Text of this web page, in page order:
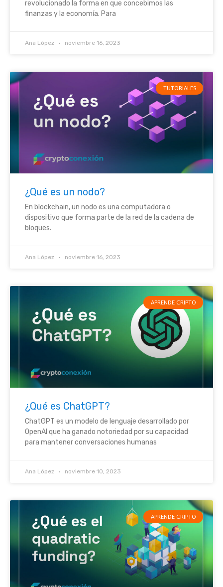
revolucionado la forma en que concebimos las
finanzas y la economía. Para
Ana López noviembre 16, 2023
TUTORIALES
¿Qué es un nodo?
En blockchain, un nodo es una computadora o
dispositivo que forma parte de la red de la cadena de
bloques.
Ana López noviembre 16, 2023
APRENDE CRIPTO
¿Qué es ChatGPT?
ChatGPT es un modelo de lenguaje desarrollado por
OpenAI que ha ganado notoriedad por su capacidad
para mantener conversaciones humanas
Ana López noviembre 10, 2023
APRENDE CRIPTO